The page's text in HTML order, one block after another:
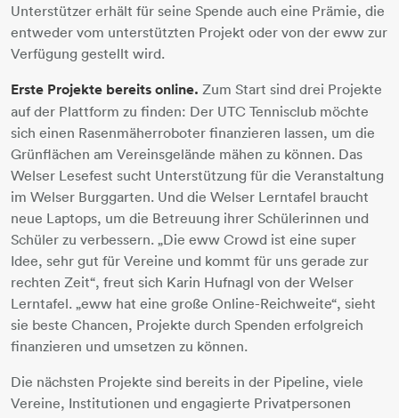
Unterstützer erhält für seine Spende auch eine Prämie, die
entweder vom unterstützten Projekt oder von der eww zur
Verfügung gestellt wird.
Erste Projekte bereits online. Zum Start sind drei Projekte
auf der Plattform zu finden: Der UTC Tennisclub möchte
sich einen Rasenmäherroboter finanzieren lassen, um die
Grünflächen am Vereinsgelände mähen zu können. Das
Welser Lesefest sucht Unterstützung für die Veranstaltung
im Welser Burggarten. Und die Welser Lerntafel braucht
neue Laptops, um die Betreuung ihrer Schülerinnen und
Schüler zu verbessern. „Die eww Crowd ist eine super
Idee, sehr gut für Vereine und kommt für uns gerade zur
rechten Zeit“, freut sich Karin Hufnagl von der Welser
Lerntafel. „eww hat eine große Online-Reichweite“, sieht
sie beste Chancen, Projekte durch Spenden erfolgreich
finanzieren und umsetzen zu können.
Die nächsten Projekte sind bereits in der Pipeline, viele
Vereine, Institutionen und engagierte Privatpersonen